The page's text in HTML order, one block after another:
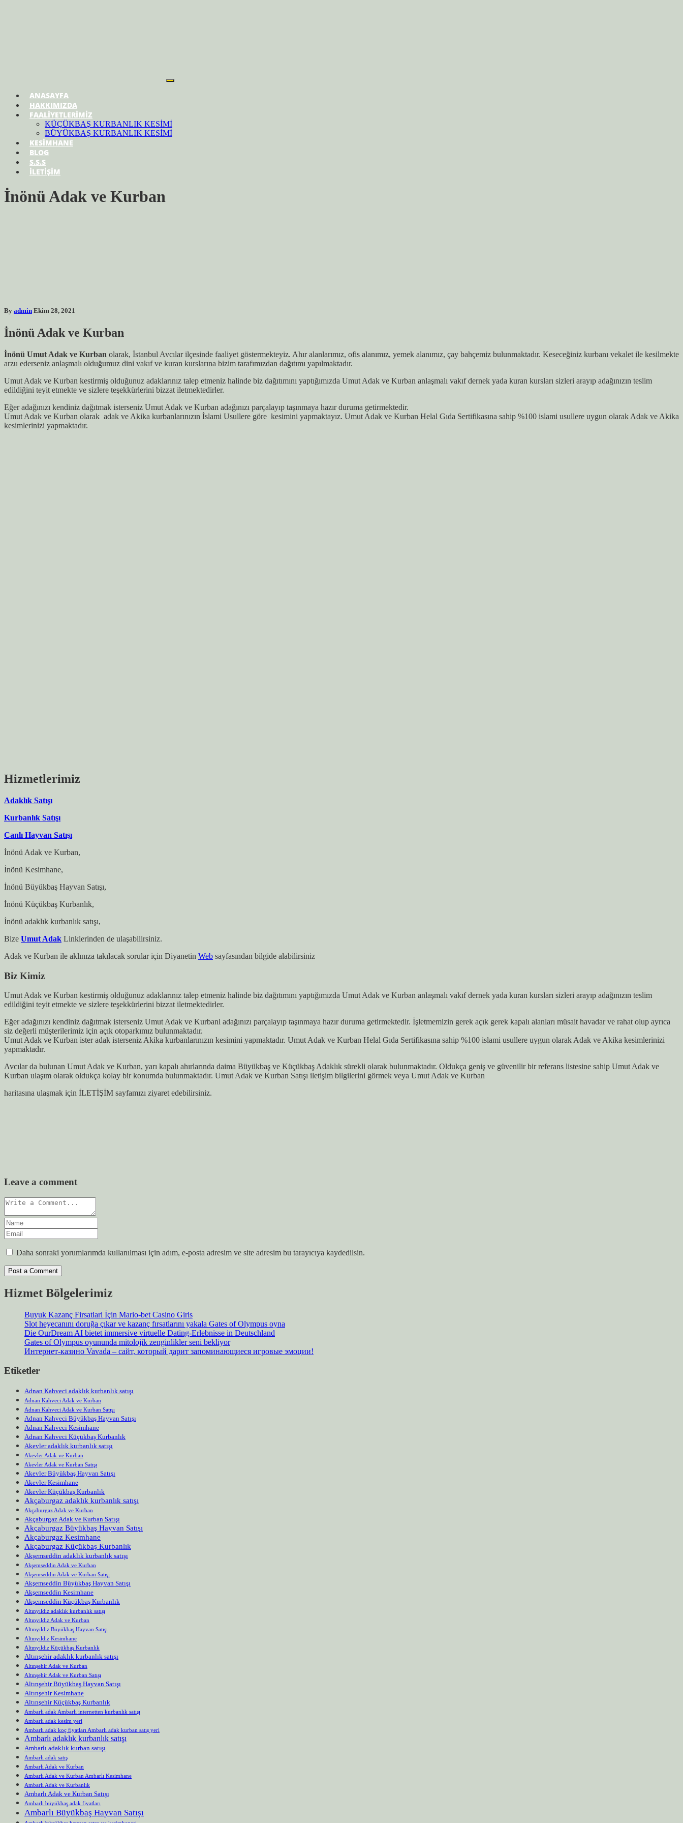
ANASAYFA
HAKKIMIZDA
FAALİYETLERİMİZ
KÜÇÜKBAŞ KURBANLIK KESİMİ
BÜYÜKBAŞ KURBANLIK KESİMİ
KESİMHANE
BLOG
S.S.S
İLETİŞİM
İnönü Adak ve Kurban
By admin Ekim 28, 2021
İnönü Adak ve Kurban
İnönü Umut Adak ve Kurban olarak, İstanbul Avcılar ilçesinde faaliyet göstermekteyiz. Ahır alanlarımız, ofis alanımız, yemek alanımız, çay bahçemiz bulunmaktadır. Keseceğiniz kurbanı vekalet ile kesilmekte
arzu ederseniz anlaşmalı olduğumuz dini vakıf ve kuran kurslarına bizim tarafımızdan dağıtımı yapılmaktadır.
Umut Adak ve Kurban kestirmiş olduğunuz adaklarınız talep etmeniz halinde biz dağıtımını yaptığımızda Umut Adak ve Kurban anlaşmalı vakıf dernek yada kuran kursları sizleri arayıp adağınızın teslim
edildiğini teyit etmekte ve sizlere teşekkürlerini bizzat iletmektedirler.
Eğer adağınızı kendiniz dağıtmak isterseniz Umut Adak ve Kurban adağınızı parçalayıp taşınmaya hazır duruma getirmektedir.
Umut Adak ve Kurban olarak adak ve Akika kurbanlarınızın İslami Usullere göre kesimini yapmaktayız. Umut Adak ve Kurban Helal Gıda Sertifikasına sahip %100 islami usullere uygun olarak Adak ve Akika
kesimlerinizi yapmaktadır.
Hizmetlerimiz
Adaklık Satışı
Kurbanlık Satışı
Canlı Hayvan Satışı
İnönü Adak ve Kurban,
İnönü Kesimhane,
İnönü Büyükbaş Hayvan Satışı,
İnönü Küçükbaş Kurbanlık,
İnönü adaklık kurbanlık satışı,
Bize Umut Adak Linklerinden de ulaşabilirsiniz.
Adak ve Kurban ile aklınıza takılacak sorular için Diyanetin Web sayfasından bilgide alabilirsiniz
Biz Kimiz
Umut Adak ve Kurban kestirmiş olduğunuz adaklarınız talep etmeniz halinde biz dağıtımını yaptığımızda Umut Adak ve Kurban anlaşmalı vakıf dernek yada kuran kursları sizleri arayıp adağınızın teslim
edildiğini teyit etmekte ve sizlere teşekkürlerini bizzat iletmektedirler.
Eğer adağınızı kendiniz dağıtmak isterseniz Umut Adak ve Kurbanl adağınızı parçalayıp taşınmaya hazır duruma getirmektedir. İşletmemizin gerek açık gerek kapalı alanları müsait havadar ve rahat olup ayrıca
siz değerli müşterilerimiz için açık otoparkımız bulunmaktadır.
Umut Adak ve Kurban ister adak isterseniz Akika kurbanlarınızın kesimini yapmaktadır. Umut Adak ve Kurban Helal Gıda Sertifikasına sahip %100 islami usullere uygun olarak Adak ve Akika kesimlerinizi
yapmaktadır.
Avcılar da bulunan Umut Adak ve Kurban, yarı kapalı ahırlarında daima Büyükbaş ve Küçükbaş Adaklık sürekli olarak bulunmaktadır. Oldukça geniş ve güvenilir bir referans listesine sahip Umut Adak ve
Kurban ulaşım olarak oldukça kolay bir konumda bulunmaktadır. Umut Adak ve Kurban Satışı iletişim bilgilerini görmek veya Umut Adak ve Kurban
haritasına ulaşmak için İLETİŞİM sayfamızı ziyaret edebilirsiniz.
Leave a comment
Daha sonraki yorumlarımda kullanılması için adım, e-posta adresim ve site adresim bu tarayıcıya kaydedilsin.
Hizmet Bölgelerimiz
Buyuk Kazanç Firsatlari İçin Mario-bet Casino Giris
Slot heyecanını doruğa çıkar ve kazanç fırsatlarını yakala Gates of Olympus oyna
Die OurDream AI bietet immersive virtuelle Dating-Erlebnisse in Deutschland
Gates of Olympus oyununda mitolojik zenginlikler seni bekliyor
Интернет-казино Vavada – сайт, который дарит запоминающиеся игровые эмоции!
Etiketler
Adnan Kahveci adaklık kurbanlık satışı
Adnan Kahveci Adak ve Kurban
Adnan Kahveci Adak ve Kurban Satışı
Adnan Kahveci Büyükbaş Hayvan Satışı
Adnan Kahveci Kesimhane
Adnan Kahveci Küçükbaş Kurbanlık
Akevler adaklık kurbanlık satışı
Akevler Adak ve Kurban
Akevler Adak ve Kurban Satışı
Akevler Büyükbaş Hayvan Satışı
Akevler Kesimhane
Akevler Küçükbaş Kurbanlık
Akçaburgaz adaklık kurbanlık satışı
Akçaburgaz Adak ve Kurban
Akçaburgaz Adak ve Kurban Satışı
Akçaburgaz Büyükbaş Hayvan Satışı
Akçaburgaz Kesimhane
Akçaburgaz Küçükbaş Kurbanlık
Akşemseddin adaklık kurbanlık satışı
Akşemseddin Adak ve Kurban
Akşemseddin Adak ve Kurban Satışı
Akşemseddin Büyükbaş Hayvan Satışı
Akşemseddin Kesimhane
Akşemseddin Küçükbaş Kurbanlık
Altınyıldız adaklık kurbanlık satışı
Altınyıldız Adak ve Kurban
Altınyıldız Büyükbaş Hayvan Satışı
Altınyıldız Kesimhane
Altınyıldız Küçükbaş Kurbanlık
Altınşehir adaklık kurbanlık satışı
Altınşehir Adak ve Kurban
Altınşehir Adak ve Kurban Satışı
Altınşehir Büyükbaş Hayvan Satışı
Altınşehir Kesimhane
Altınşehir Küçükbaş Kurbanlık
Ambarlı adak Ambarlı internetten kurbanlık satışı
Ambarlı adak kesim yeri
Ambarlı adak koç fiyatları Ambarlı adak kurban satış yeri
Ambarlı adaklık kurbanlık satışı
Ambarlı adaklık kurban satışı
Ambarlı adak satış
Ambarlı Adak ve Kurban
Ambarlı Adak ve Kurban Ambarlı Kesimhane
Ambarlı Adak ve Kurbanlık
Ambarlı Adak ve Kurban Satışı
Ambarlı büyükbaş adak fiyatları
Ambarlı Büyükbaş Hayvan Satışı